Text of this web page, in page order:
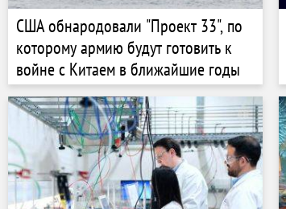
США обнародовали "Проект 33", по
которому армию будут готовить к
войне с Китаем в ближайшие годы